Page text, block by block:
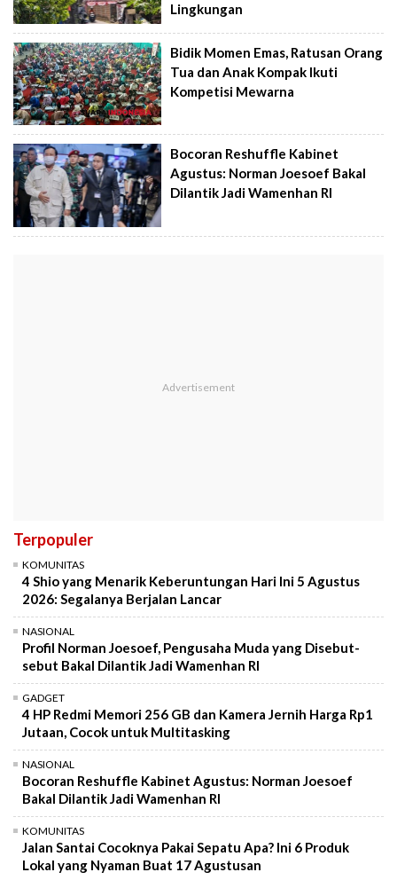
Lingkungan
Bidik Momen Emas, Ratusan Orang
Tua dan Anak Kompak Ikuti
Kompetisi Mewarna
Bocoran Reshuffle Kabinet
Agustus: Norman Joesoef Bakal
Dilantik Jadi Wamenhan RI
Terpopuler
KOMUNITAS
4 Shio yang Menarik Keberuntungan Hari Ini 5 Agustus
2026: Segalanya Berjalan Lancar
NASIONAL
Profil Norman Joesoef, Pengusaha Muda yang Disebut-
sebut Bakal Dilantik Jadi Wamenhan RI
GADGET
4 HP Redmi Memori 256 GB dan Kamera Jernih Harga Rp1
Jutaan, Cocok untuk Multitasking
NASIONAL
Bocoran Reshuffle Kabinet Agustus: Norman Joesoef
Bakal Dilantik Jadi Wamenhan RI
KOMUNITAS
Jalan Santai Cocoknya Pakai Sepatu Apa? Ini 6 Produk
Lokal yang Nyaman Buat 17 Agustusan